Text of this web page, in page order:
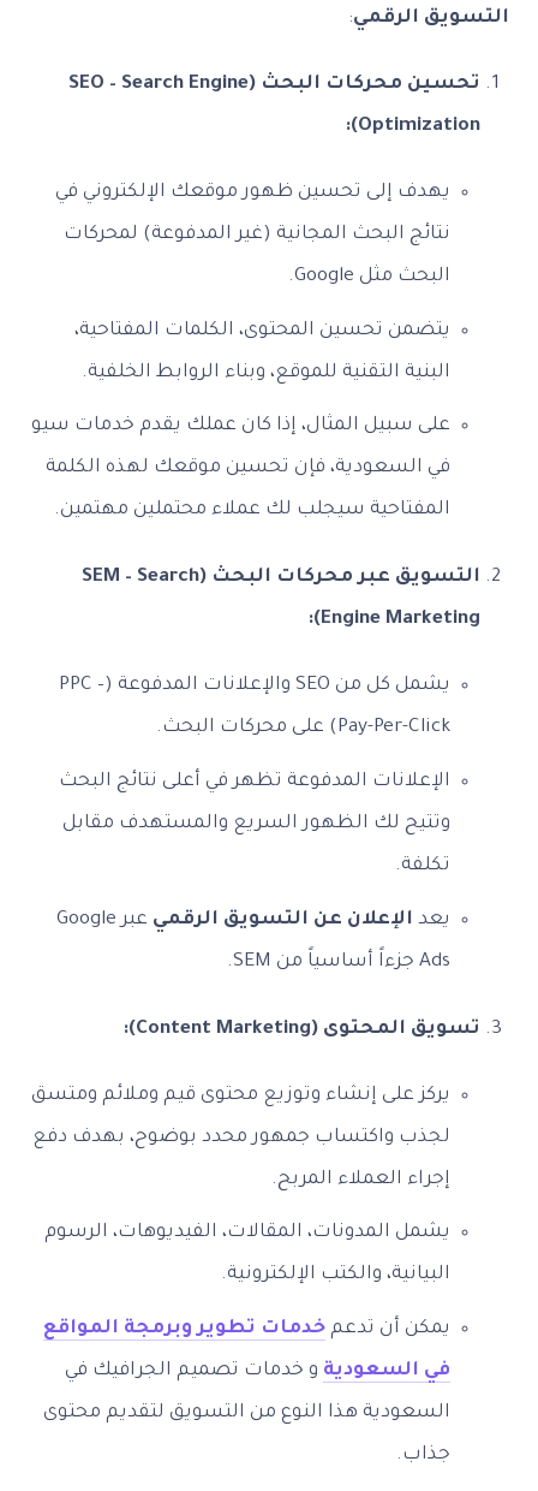
التسويق الرقمي:
تحسين محركات البحث (SEO – Search Engine
Optimization):
يهدف إلى تحسين ظهور موقعك الإلكتروني في
نتائج البحث المجانية (غير المدفوعة) لمحركات
البحث مثل Google.
يتضمن تحسين المحتوى، الكلمات المفتاحية،
البنية التقنية للموقع، وبناء الروابط الخلفية.
على سبيل المثال، إذا كان عملك يقدم خدمات سيو
في السعودية، فإن تحسين موقعك لهذه الكلمة
المفتاحية سيجلب لك عملاء محتملين مهتمين.
التسويق عبر محركات البحث (SEM – Search
Engine Marketing):
يشمل كل من SEO والإعلانات المدفوعة (PPC –
Pay-Per-Click) على محركات البحث.
الإعلانات المدفوعة تظهر في أعلى نتائج البحث
وتتيح لك الظهور السريع والمستهدف مقابل
تكلفة.
يعد الإعلان عن التسويق الرقمي عبر Google
Ads جزءاً أساسياً من SEM.
تسويق المحتوى (Content Marketing):
يركز على إنشاء وتوزيع محتوى قيم وملائم ومتسق
لجذب واكتساب جمهور محدد بوضوح، بهدف دفع
إجراء العملاء المربح.
يشمل المدونات، المقالات، الفيديوهات، الرسوم
البيانية، والكتب الإلكترونية.
يمكن أن تدعم خدمات تطوير وبرمجة المواقع
في السعودية و خدمات تصميم الجرافيك في
السعودية هذا النوع من التسويق لتقديم محتوى
جذاب.